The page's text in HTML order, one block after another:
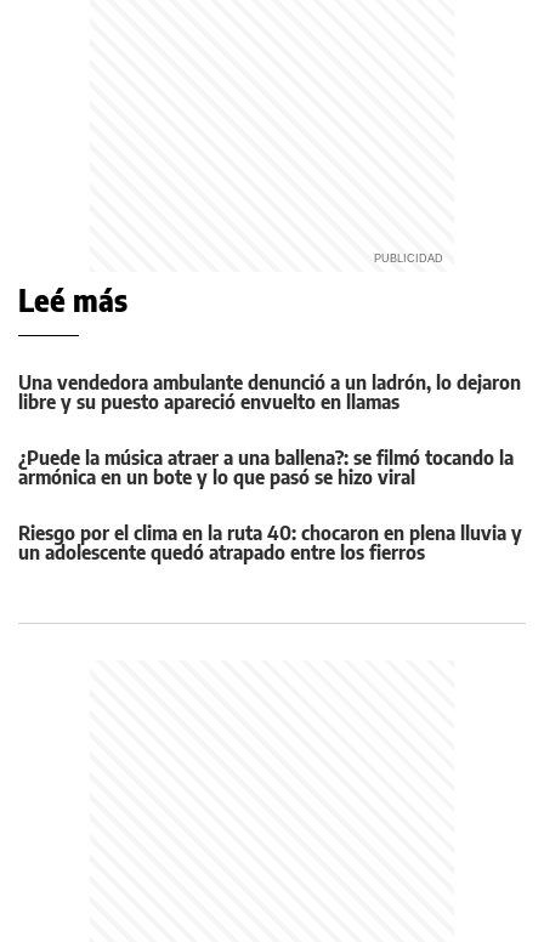
Leé más
Una vendedora ambulante denunció a un ladrón, lo dejaron
libre y su puesto apareció envuelto en llamas
¿Puede la música atraer a una ballena?: se filmó tocando la
armónica en un bote y lo que pasó se hizo viral
Riesgo por el clima en la ruta 40: chocaron en plena lluvia y
un adolescente quedó atrapado entre los fierros